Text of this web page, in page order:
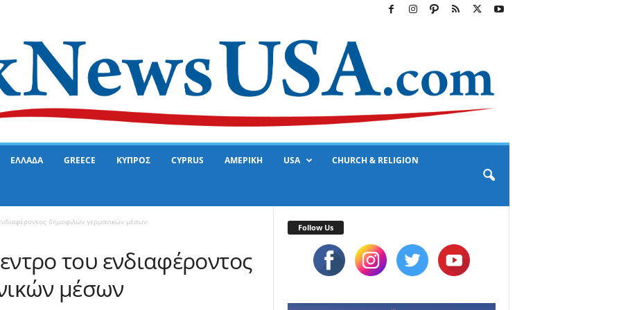
ΕΛΛΑΔΑ GREECE ΚΥΠΡΟΣ CYPRUS ΑΜΕΡΙΚΗ USA CHURCH & RELIGION
δημοφιλών γερμανικών μέσων
του ενδιαφέροντος
μέσων
Follow Us